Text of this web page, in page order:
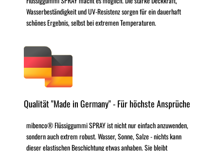
Wasserbeständigkeit und UV-Resistenz sorgen für ein dauerhaft
schönes Ergebnis, selbst bei extremen Temperaturen.
Qualität "Made in Germany" - Für höchste Ansprüche
mibenco® Flüssiggummi SPRAY ist nicht nur einfach anzuwenden,
sondern auch extrem robust. Wasser, Sonne, Salze - nichts kann
dieser elastischen Beschichtung etwas anhaben. Sie bleibt